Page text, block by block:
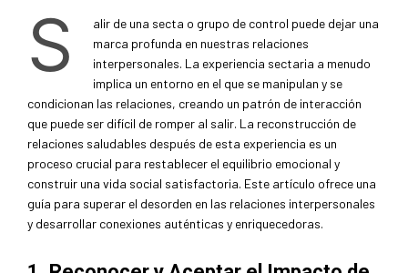
S
alir de una secta o grupo de control puede dejar una
marca profunda en nuestras relaciones
interpersonales. La experiencia sectaria a menudo
implica un entorno en el que se manipulan y se
condicionan las relaciones, creando un patrón de interacción
que puede ser difícil de romper al salir. La reconstrucción de
relaciones saludables después de esta experiencia es un
proceso crucial para restablecer el equilibrio emocional y
construir una vida social satisfactoria. Este artículo ofrece una
guía para superar el desorden en las relaciones interpersonales
y desarrollar conexiones auténticas y enriquecedoras.